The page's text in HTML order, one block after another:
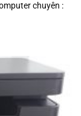
chuyên :